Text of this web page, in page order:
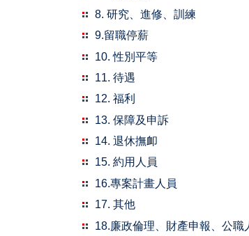
8. 研究、進修、訓練
9.留職停薪
10. 性別平等
11. 待遇
12. 福利
13. 保障及申訴
14. 退休撫卹
15. 約用人員
16.專案計畫人員
17. 其他
18.廉政倫理、財產申報、公